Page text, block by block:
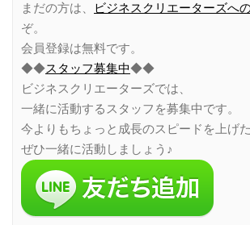
まだの方は、 ビジネスクリエーターズへ
ぞ。
会員登録は無料です。
◆◆スタッフ募集中◆◆
ビジネスクリエーターズでは、
一緒に活動するスタッフを募集中です。
今よりもちょっと成長のスピードを上げた
ぜひ一緒に活動しましょう♪